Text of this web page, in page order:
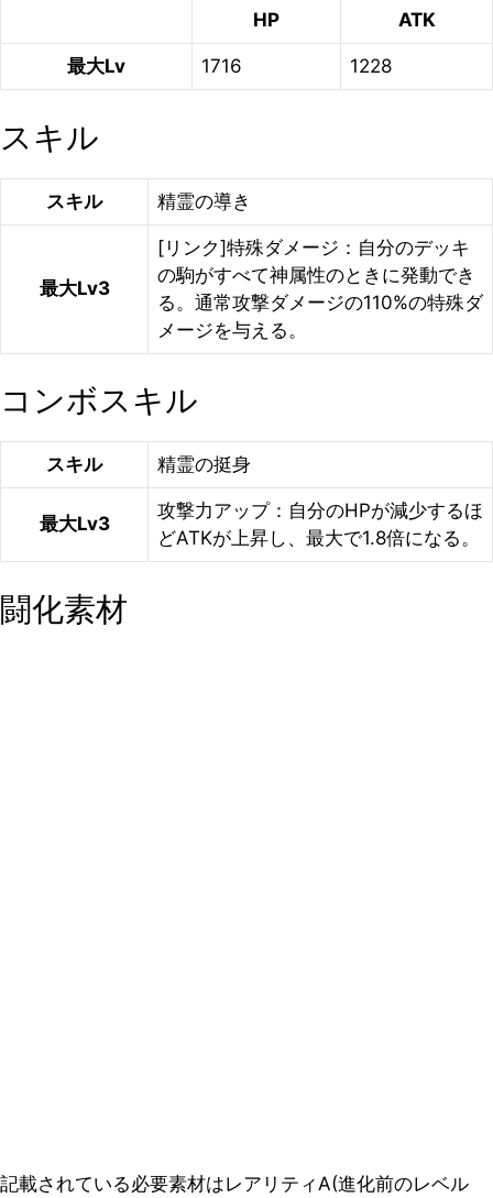
HP ATK
最大Lv 1716 1228
スキル
スキル 精霊の導き
最大Lv3
[リンク]特殊ダメージ：自分のデッキ
の駒がすべて神属性のときに発動でき
る。通常攻撃ダメージの110%の特殊ダ
メージを与える。
コンボスキル
スキル 精霊の挺身
最大Lv3
攻撃力アップ：自分のHPが減少するほ
どATKが上昇し、最大で1.8倍になる。
闘化素材
記載されている必要素材はレアリティA(進化前のレベル